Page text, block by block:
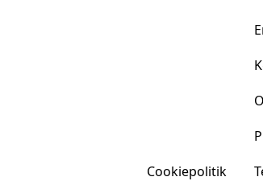
Cookiepolitik